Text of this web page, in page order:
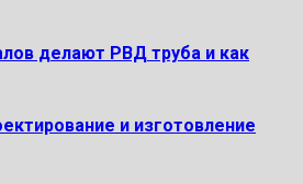
делают РВД труба и как
и изготовление